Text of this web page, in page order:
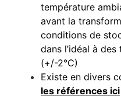
température
avant la
conditions de
dans l’idéal à
(+/-2°C)
Existe en divers
les références ici